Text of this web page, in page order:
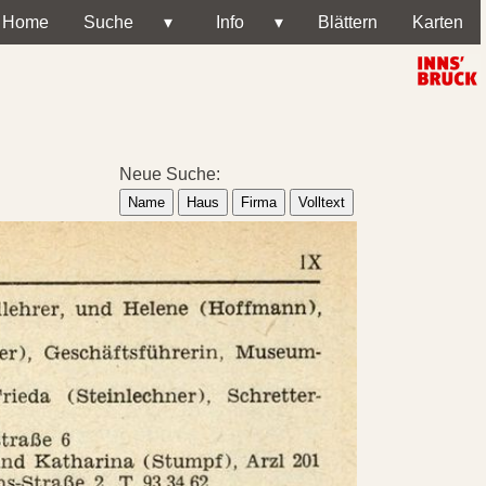
Home Suche ▾ Info ▾ Blättern Karten
Neue Suche:
Name Haus Firma Volltext